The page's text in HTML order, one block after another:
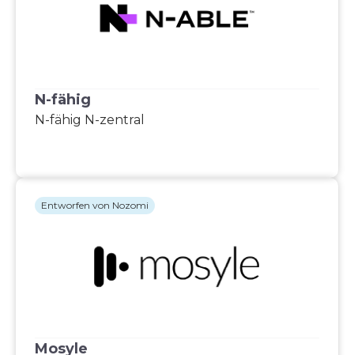
N-fähig
N-fähig N-zentral
Mosyle
Entworfen von Nozomi